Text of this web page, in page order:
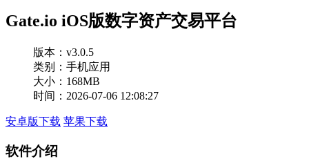
Gate.io iOS版数字资产交易平台
版本： v3.0.5
类别：手机应用
大小：168MB
时间：2026-07-06 12:08:27
安卓版下载 苹果下载
软件介绍